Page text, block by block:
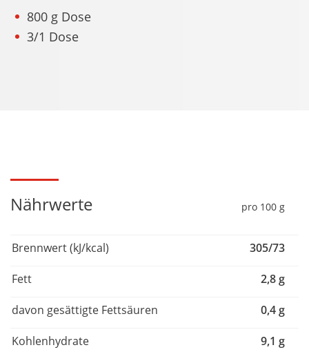
800 g Dose
3/1 Dose
Nährwerte pro 100 g
Brennwert (kJ/kcal) 305/73
Fett 2,8 g
davon gesättigte Fettsäuren 0,4 g
Kohlenhydrate 9,1 g